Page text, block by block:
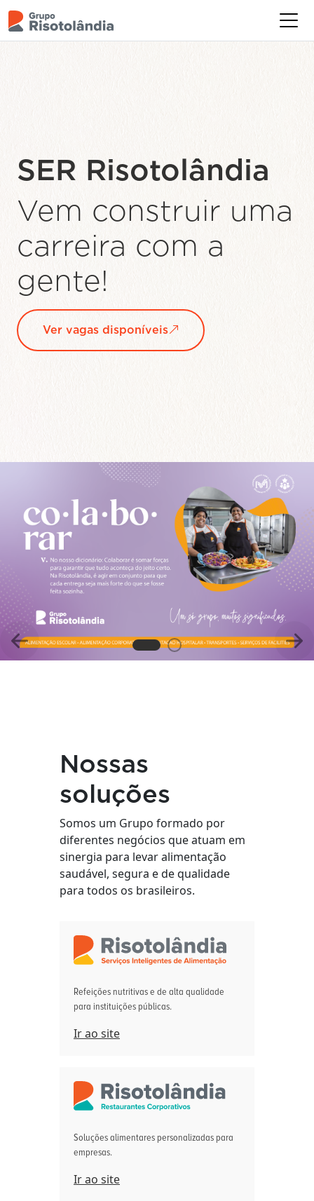
alimentação de
qualidade para
mais de550.000
brasileiros
os dias
Anterior
Nossas
soluções
Somos um Grupo formado por
diferentes negócios que atuam em
sinergia para levar alimentação
saudável, segura e de qualidade
para todos os brasileiros.
Refeições nutritivas e de alta qualidade
para instituições públicas.
Ir ao site
Soluções alimentares personalizadas para
empresas.
Ir ao site